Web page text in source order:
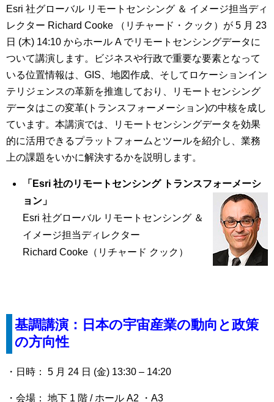
Esri 社グローバル リモートセンシング ＆ イメージ担当ディ
レクター Richard Cooke （リチャード・クック）が 5 月 23
日 (木) 14:10 からホール A でリモートセンシングデータに
ついて講演します。ビジネスや行政で重要な要素となって
いる位置情報は、GIS、地図作成、そしてロケーションイン
テリジェンスの革新を推進しており、リモートセンシング
データはこの変革(トランスフォーメーション)の中核を成し
ています。本講演では、リモートセンシングデータを効果
的に活用できるプラットフォームとツールを紹介し、業務
上の課題をいかに解決するかを説明します。
「Esri 社のリモートセンシング トランスフォーメーシ
ョン」
Esri 社グローバル リモートセンシング ＆
イメージ担当ディレクター
Richard Cooke（リチャード クック）
基調講演：日本の宇宙産業の動向と政策
の方向性
・日時： 5 月 24 日 (金) 13:30 – 14:20
・会場： 地下 1 階 / ホール A2 ・A3